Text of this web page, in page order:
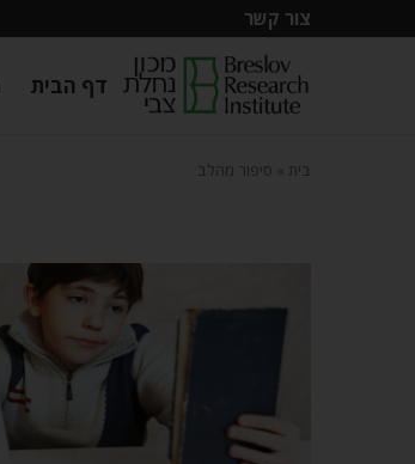
צור קשר
דף הבית
בית סיפור מהלב